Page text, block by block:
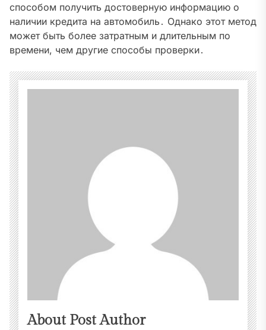
способом получить достоверную информацию о
наличии кредита на автомобиль․ Однако этот метод
может быть более затратным и длительным по
времени, чем другие способы проверки․
About Post Author